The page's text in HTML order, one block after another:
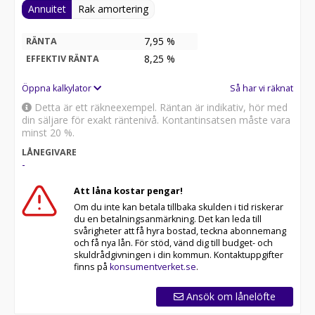
Varmt Välkomna till oss på Växjö bilförmedling för er
nästa bilaffär önskar Rasmus Daniel & magnus.
Annuitet Rak amortering
RÄNTA 7,95 %
EFFEKTIV RÄNTA 8,25 %
Öppna kalkylator Så har vi räknat
Detta är ett räkneexempel. Räntan är indikativ, hör med
din säljare för exakt räntenivå. Kontantinsatsen måste vara
minst 20 %.
LÅNEGIVARE
-
Att låna kostar pengar!
Om du inte kan betala tillbaka skulden i tid riskerar
du en betalningsanmärkning. Det kan leda till
svårigheter att få hyra bostad, teckna abonnemang
och få nya lån. För stöd, vänd dig till budget- och
skuldrådgivningen i din kommun. Kontaktuppgifter
finns på konsumentverket.se.
Ansök om lånelöfte